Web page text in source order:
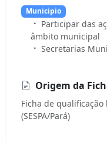
Municipio
Participar das
âmbito municipal
Secretarias
Origem da
Ficha de qualificação
(SESPA/Pará)